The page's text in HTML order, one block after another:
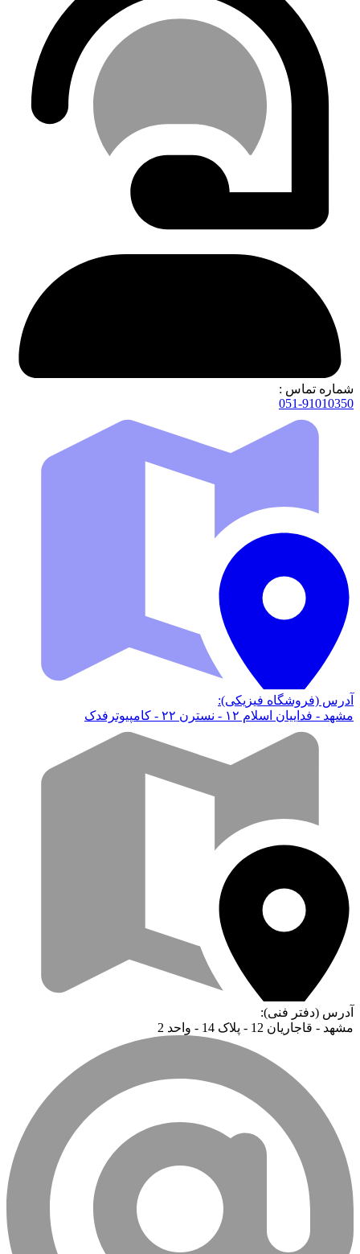
شماره تماس :
051-91010350
آدرس (فروشگاه فیزیکی):
مشهد - فداییان اسلام ۱۲ - نسترن ۲۲ - کامپیوترفدک
آدرس (دفتر فنی):
مشهد - قاجاریان 12 - پلاک 14 - واحد 2